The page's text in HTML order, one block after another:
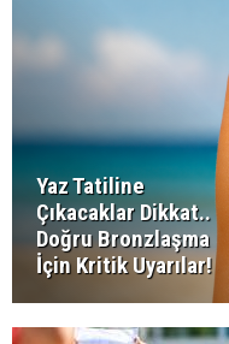
Yaz Tatiline
Çıkacaklar Dikkat..
Doğru Bronzlaşma
İçin Kritik Uyarılar!